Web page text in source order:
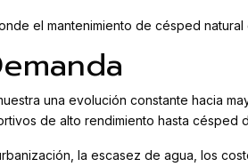
el mantenimiento de césped
una evolución constante hacia
de alto rendimiento hasta césped
la escasez de agua, los